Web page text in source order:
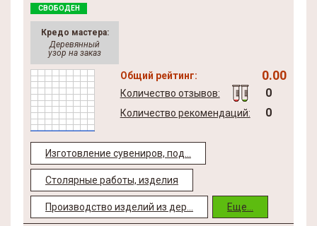
СВОБОДЕН
Кредо мастера:
Деревянный
узор на заказ
Общий рейтинг: 0.00
Количество отзывов: 0
Количество рекомендаций: 0
Изготовление сувениров, под...
Столярные работы, изделия
Производство изделий из дер... Еще...